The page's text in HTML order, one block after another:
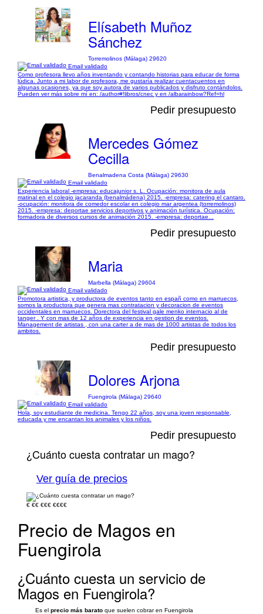
Elísabeth Muñoz
Sánchez
Torremolinos (Málaga) 29620
Email validado
Como profesora llevo años inventando y contando historias para educar de forma
lúdica. Junto a mi labor de profesora, me gustaría realizar cuentacuentos en
algunas ocasiones, ya que soy autora de varios publicados y disfruto contándolos.
Pueden ver más sobre mí en: /author#!libros/cnec y en /albarainbow?Ref=hl
Pedir presupuesto
Mercedes Gómez
Cecilla
Benalmadena Costa (Málaga) 29630
Email validado
Experiencia laboral -empresa: educajunior s. L. Ocupación: monitora de aula
matinal en el colegio jacaranda (benalmádena) 2015. -empresa: catering el cantaro.
-ocupación: monitora de comedor escolar en colegio mar argentea (torremolinos)
2015. -empresa: deportae servicios deportivos y animación turística. Ocupación:
formadora de diversos cursos de animación 2015. -empresa: deportae...
Pedir presupuesto
Maria
Marbella (Málaga) 29604
Email validado
Promotora artistica, y productora de eventos tanto en españ como en marruecos,
somos la productora que genera mas contratacion y decoracion de eventos
occidentales en marruecos. Dorectora del festival gale menko internacio al de
tanger . Y con mas de 12 años de experiencia en gestion de eventos.
Management de artistas , con una carter a de mas de 1000 artistas de todos los
ambitos.
Pedir presupuesto
Dolores Arjona
Fuengirola (Málaga) 29640
Email validado
Hola, soy estudiante de medicina. Tengo 22 años, soy una joven responsable,
educada y me encantan los animales y los niños.
Pedir presupuesto
¿Cuánto cuesta contratar un mago?
Ver guía de precios
€ €€ €€€ €€€€
Precio de Magos en
Fuengirola
¿Cuánto cuesta un servicio de
Magos en Fuengirola?
Es el precio más barato que suelen cobrar en Fuengirola